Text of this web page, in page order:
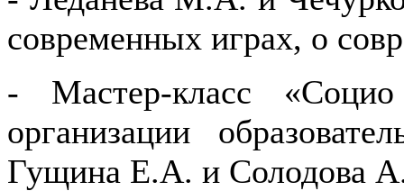
современных играх, о
- Мастер-класс
организации
Гущина Е.А. и Солодова